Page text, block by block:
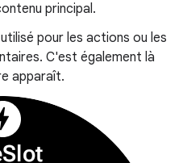
principal.
pour les actions ou les
C'est également là
apparaît.